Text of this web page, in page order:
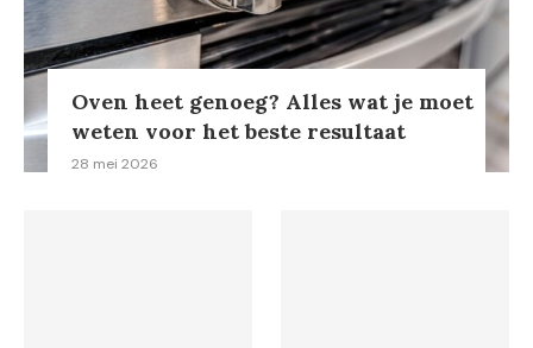
Oven heet genoeg? Alles wat je moet
weten voor het beste resultaat
28 mei 2026